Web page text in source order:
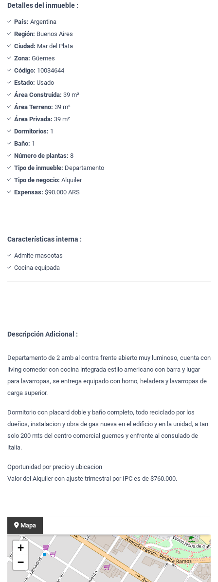
Detalles del inmueble :
País: Argentina
Región: Buenos Aires
Ciudad: Mar del Plata
Zona: Güemes
Código: 10034644
Estado: Usado
Área Construida: 39 m²
Área Terreno: 39 m²
Área Privada: 39 m²
Dormitorios: 1
Baño: 1
Número de plantas: 8
Tipo de inmueble: Departamento
Tipo de negocio: Alquiler
Expensas: $90.000 ARS
Características interna :
Admite mascotas
Cocina equipada
Descripción Adicional :
Departamento de 2 amb al contra frente abierto muy luminoso, cuenta con
living comedor con cocina integrada estilo americano con barra y lugar
para lavarropas, se entrega equipado con horno, heladera y lavarropas de
carga superior.
Dormitorio con placard doble y baño completo, todo reciclado por los
dueños, instalacion y obra de gas nueva en el edificio y en la unidad, a tan
solo 200 mts del centro comercial guemes y enfrente al consulado de
italia.
Oportunidad por precio y ubicacion
Valor del Alquiler con ajuste trimestral por IPC es de $760.000.-
Mapa
+
−